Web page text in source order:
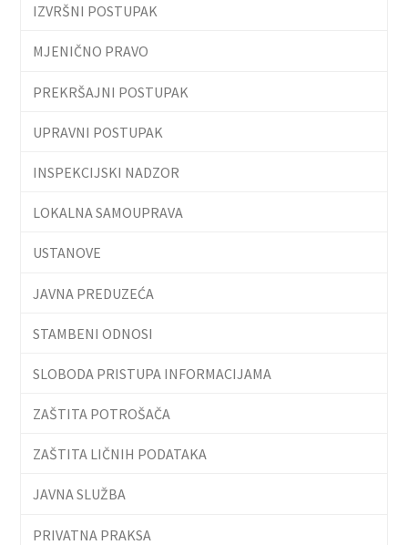
IZVRŠNI POSTUPAK
MJENIČNO PRAVO
PREKRŠAJNI POSTUPAK
UPRAVNI POSTUPAK
INSPEKCIJSKI NADZOR
LOKALNA SAMOUPRAVA
USTANOVE
JAVNA PREDUZEĆA
STAMBENI ODNOSI
SLOBODA PRISTUPA INFORMACIJAMA
ZAŠTITA POTROŠAČA
ZAŠTITA LIČNIH PODATAKA
JAVNA SLUŽBA
PRIVATNA PRAKSA